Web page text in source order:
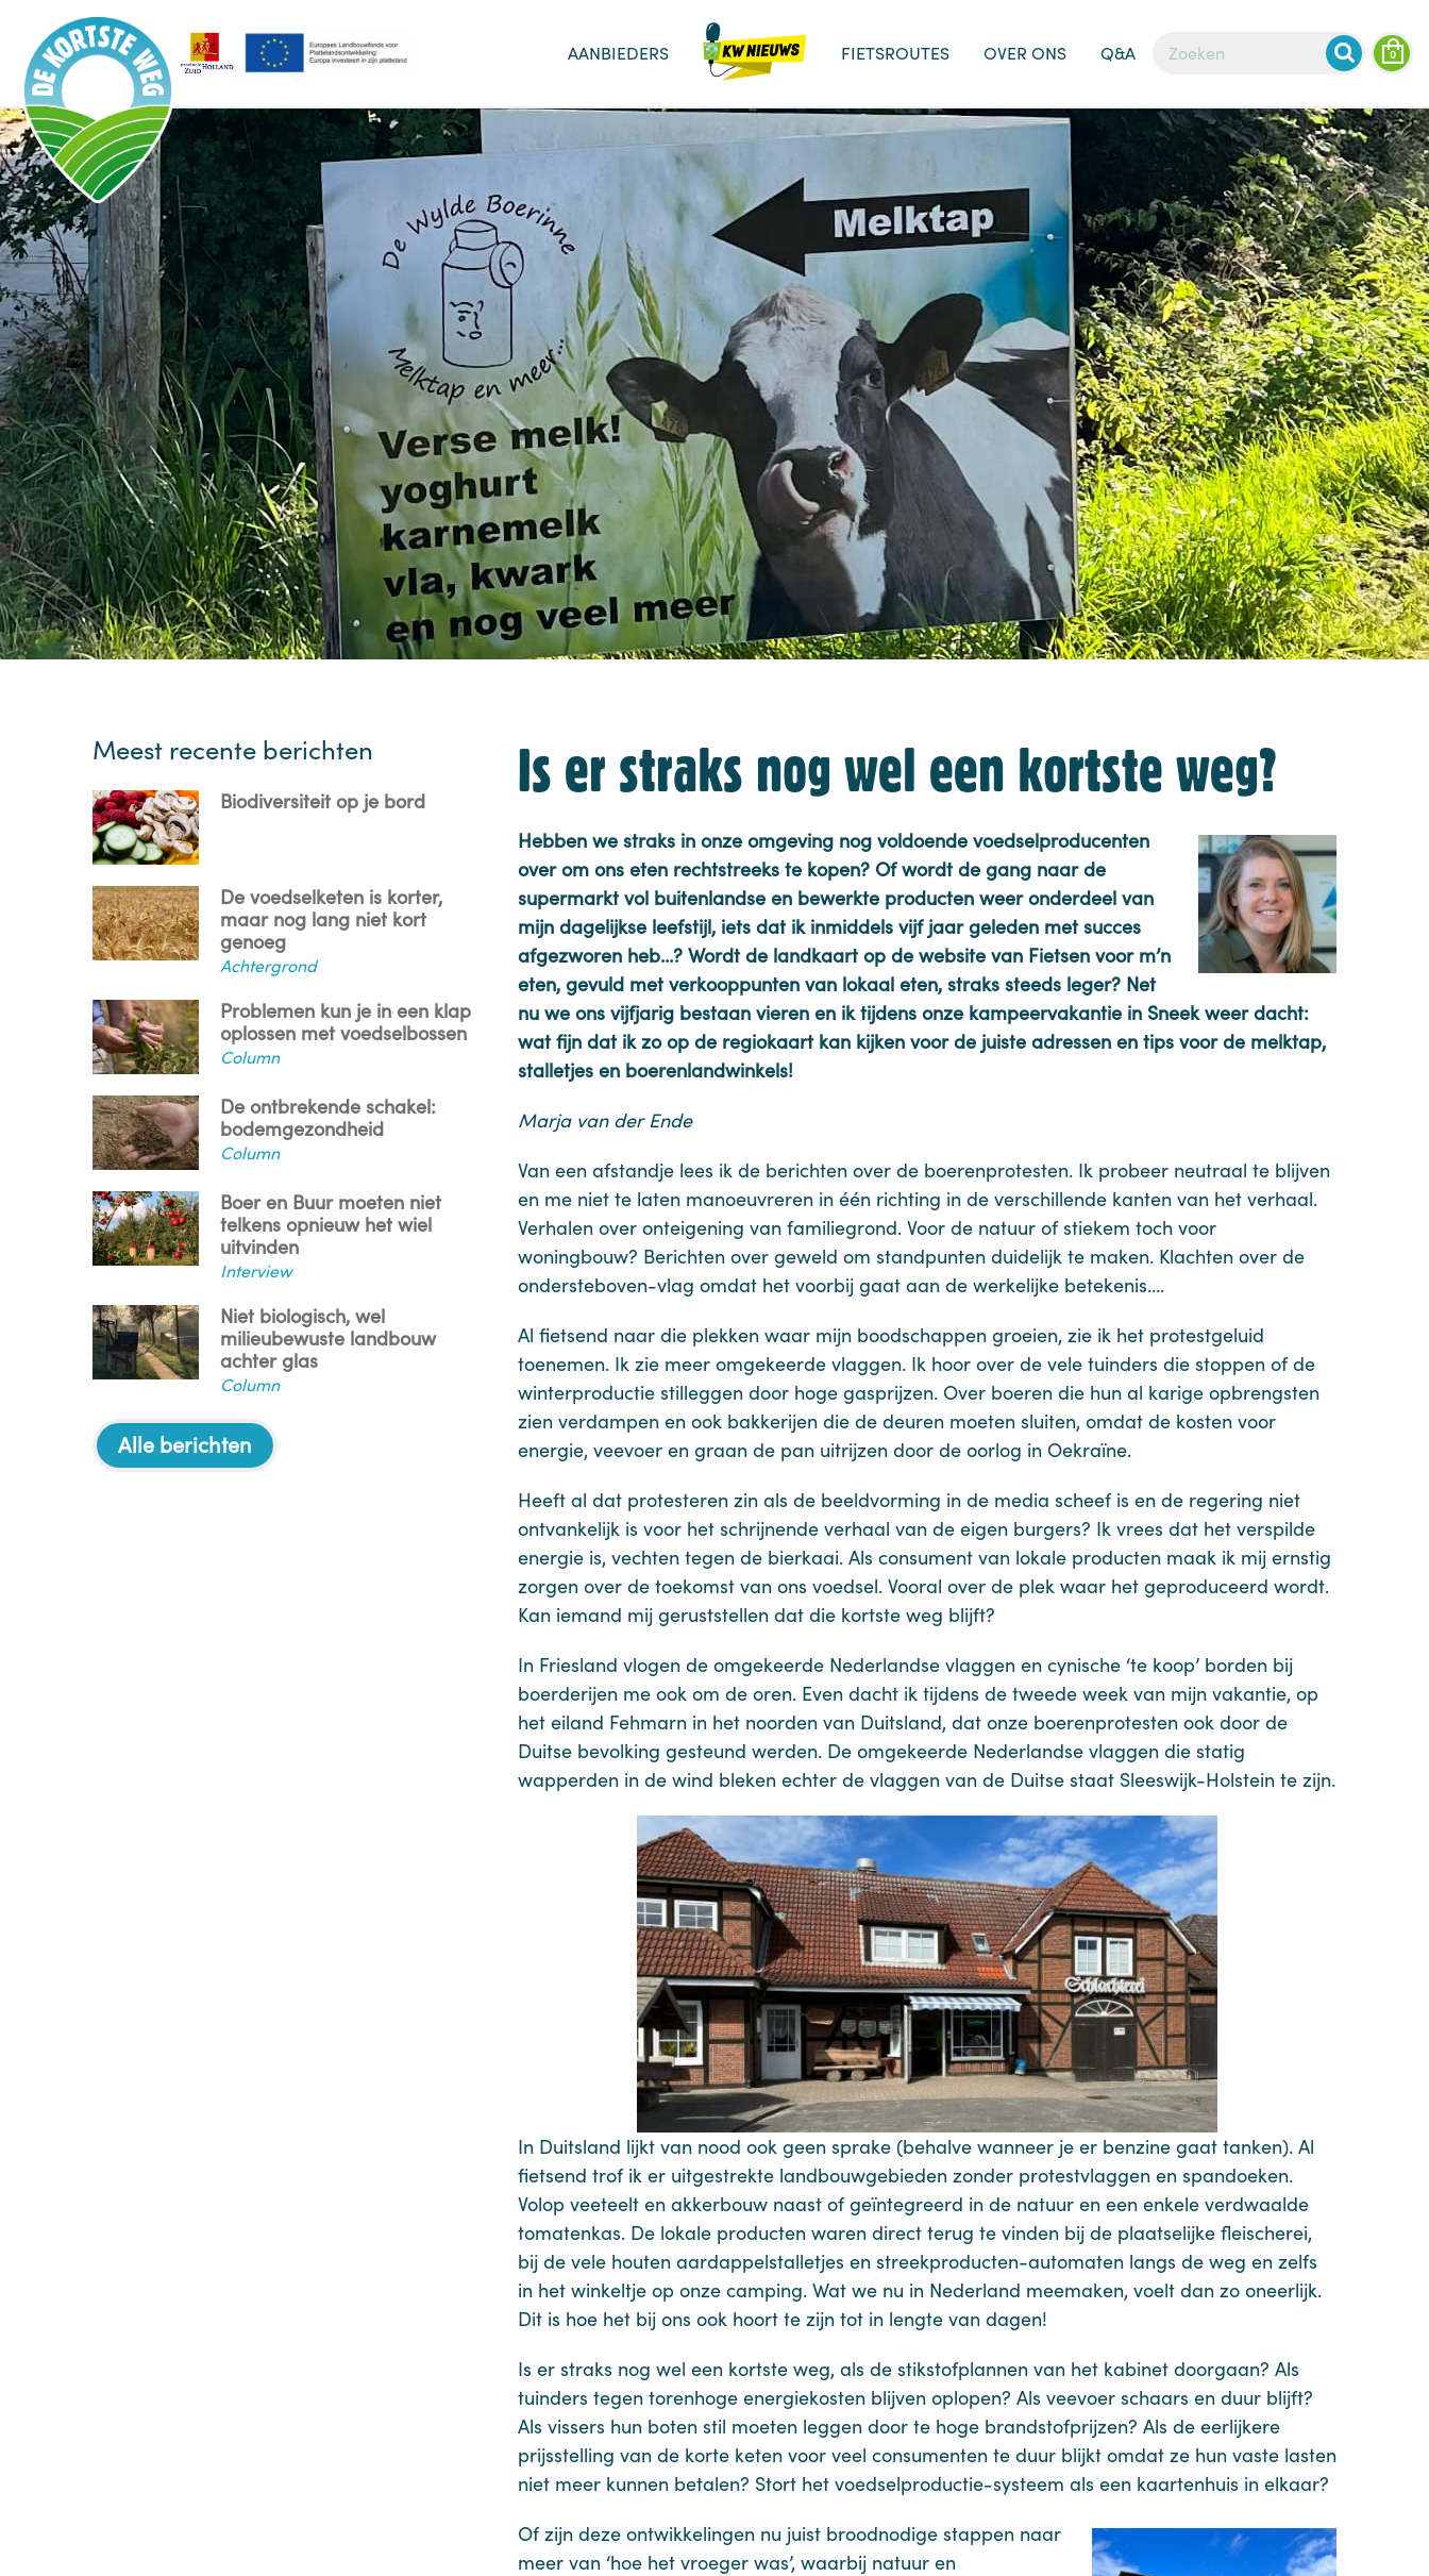
AANBIEDERS FIETSROUTES OVER ONS Q&A 0
Meest recente berichten
Biodiversiteit op je bord
De voedselketen is korter,
maar nog lang niet kort
genoeg
Achtergrond
Problemen kun je in een klap
oplossen met voedselbossen
Column
De ontbrekende schakel:
bodemgezondheid
Column
Boer en Buur moeten niet
telkens opnieuw het wiel
uitvinden
Interview
Niet biologisch, wel
milieubewuste landbouw
achter glas
Column
Alle berichten
Is er straks nog wel een kortste weg?
Hebben we straks in onze omgeving nog voldoende voedselproducenten
over om ons eten rechtstreeks te kopen? Of wordt de gang naar de
supermarkt vol buitenlandse en bewerkte producten weer onderdeel van
mijn dagelijkse leefstijl, iets dat ik inmiddels vijf jaar geleden met succes
afgezworen heb…? Wordt de landkaart op de website van Fietsen voor m’n
eten, gevuld met verkooppunten van lokaal eten, straks steeds leger? Net
nu we ons vijfjarig bestaan vieren en ik tijdens onze kampeervakantie in Sneek weer dacht:
wat fijn dat ik zo op de regiokaart kan kijken voor de juiste adressen en tips voor de melktap,
stalletjes en boerenlandwinkels!
Marja van der Ende
Van een afstandje lees ik de berichten over de boerenprotesten. Ik probeer neutraal te blijven
en me niet te laten manoeuvreren in één richting in de verschillende kanten van het verhaal.
Verhalen over onteigening van familiegrond. Voor de natuur of stiekem toch voor
woningbouw? Berichten over geweld om standpunten duidelijk te maken. Klachten over de
ondersteboven-vlag omdat het voorbij gaat aan de werkelijke betekenis….
Al fietsend naar die plekken waar mijn boodschappen groeien, zie ik het protestgeluid
toenemen. Ik zie meer omgekeerde vlaggen. Ik hoor over de vele tuinders die stoppen of de
winterproductie stilleggen door hoge gasprijzen. Over boeren die hun al karige opbrengsten
zien verdampen en ook bakkerijen die de deuren moeten sluiten, omdat de kosten voor
energie, veevoer en graan de pan uitrijzen door de oorlog in Oekraïne.
Heeft al dat protesteren zin als de beeldvorming in de media scheef is en de regering niet
ontvankelijk is voor het schrijnende verhaal van de eigen burgers? Ik vrees dat het verspilde
energie is, vechten tegen de bierkaai. Als consument van lokale producten maak ik mij ernstig
zorgen over de toekomst van ons voedsel. Vooral over de plek waar het geproduceerd wordt.
Kan iemand mij geruststellen dat die kortste weg blijft?
In Friesland vlogen de omgekeerde Nederlandse vlaggen en cynische ‘te koop’ borden bij
boerderijen me ook om de oren. Even dacht ik tijdens de tweede week van mijn vakantie, op
het eiland Fehmarn in het noorden van Duitsland, dat onze boerenprotesten ook door de
Duitse bevolking gesteund werden. De omgekeerde Nederlandse vlaggen die statig
wapperden in de wind bleken echter de vlaggen van de Duitse staat Sleeswijk-Holstein te zijn.
In Duitsland lijkt van nood ook geen sprake (behalve wanneer je er benzine gaat tanken). Al
fietsend trof ik er uitgestrekte landbouwgebieden zonder protestvlaggen en spandoeken.
Volop veeteelt en akkerbouw naast of geïntegreerd in de natuur en een enkele verdwaalde
tomatenkas. De lokale producten waren direct terug te vinden bij de plaatselijke fleischerei,
bij de vele houten aardappelstalletjes en streekproducten-automaten langs de weg en zelfs
in het winkeltje op onze camping. Wat we nu in Nederland meemaken, voelt dan zo oneerlijk.
Dit is hoe het bij ons ook hoort te zijn tot in lengte van dagen!
Is er straks nog wel een kortste weg, als de stikstofplannen van het kabinet doorgaan? Als
tuinders tegen torenhoge energiekosten blijven oplopen? Als veevoer schaars en duur blijft?
Als vissers hun boten stil moeten leggen door te hoge brandstofprijzen? Als de eerlijkere
prijsstelling van de korte keten voor veel consumenten te duur blijkt omdat ze hun vaste lasten
niet meer kunnen betalen? Stort het voedselproductie-systeem als een kaartenhuis in elkaar?
Of zijn deze ontwikkelingen nu juist broodnodige stappen naar
meer van ‘hoe het vroeger was’, waarbij natuur en